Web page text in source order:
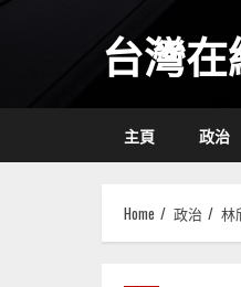
台灣在
主頁 政治
Home 政治 林